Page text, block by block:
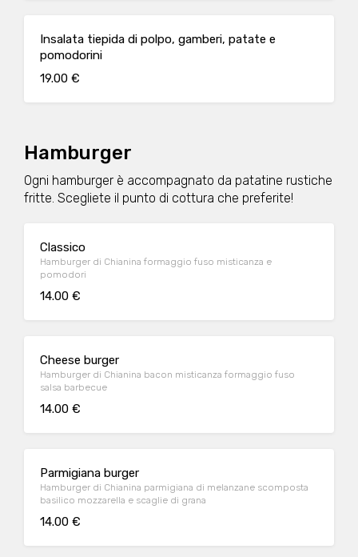
Insalata tiepida di polpo, gamberi, patate e
pomodorini
19.00 €
Hamburger
Ogni hamburger è accompagnato da patatine rustiche
fritte. Scegliete il punto di cottura che preferite!
Classico
Hamburger di Chianina formaggio fuso misticanza e
pomodori
14.00 €
Cheese burger
Hamburger di Chianina bacon misticanza formaggio fuso
salsa barbecue
14.00 €
Parmigiana burger
Hamburger di Chianina parmigiana di melanzane scomposta
basilico mozzarella e scaglie di grana
14.00 €